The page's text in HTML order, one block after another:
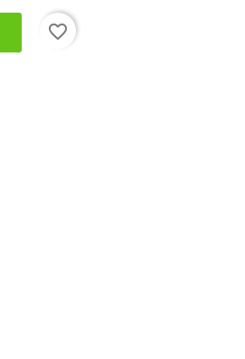
favorite_border